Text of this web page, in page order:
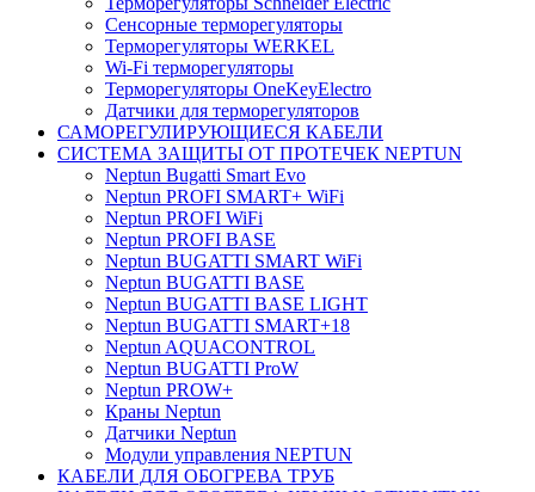
Сенсорные терморегуляторы
Терморегуляторы WERKEL
Wi-Fi терморегуляторы
Терморегуляторы OneKeyElectro
Датчики для терморегуляторов
САМОРЕГУЛИРУЮЩИЕСЯ КАБЕЛИ
СИСТЕМА ЗАЩИТЫ ОТ ПРОТЕЧЕК NEPTUN
Neptun Bugatti Smart Evo
Neptun PROFI SMART+ WiFi
Neptun PROFI WiFi
Neptun PROFI BASE
Neptun BUGATTI SMART WiFi
Neptun BUGATTI BASE
Neptun BUGATTI BASE LIGHT
Neptun BUGATTI SMART+18
Neptun AQUACONTROL
Neptun BUGATTI ProW
Neptun PROW+
Краны Neptun
Датчики Neptun
Модули управления NEPTUN
КАБЕЛИ ДЛЯ ОБОГРЕВА ТРУБ